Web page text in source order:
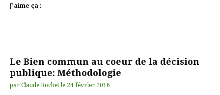
J’aime ça :
Le Bien commun au coeur de la décision
publique: Méthodologie
par Claude Rochet le 24 février 2016